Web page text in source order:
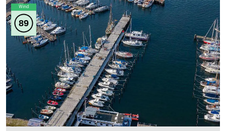
Wind
89